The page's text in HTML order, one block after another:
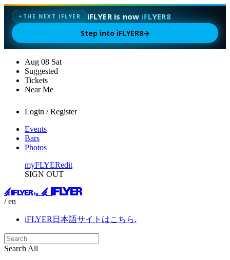
✦ THE NEXT IFLYER iFLYER is now iFLYER8
Step into iFLYER8→
Aug 08 Sat
Suggested
Tickets
Near Me
Login / Register
Events
Bars
Photos
myFLYERedit
SIGN OUT
/ en
iFLYER日本語サイトはこちら.
Search All